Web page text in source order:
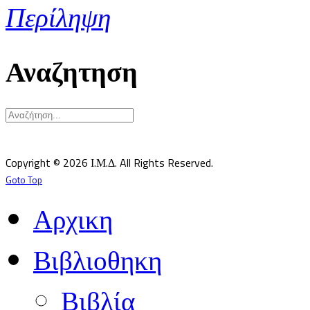
Περίληψη
Αναζητηση
Copyright © 2026 Ι.Μ.Δ. All Rights Reserved.
Goto Top
Αρχικη
Βιβλιοθηκη
Βιβλία